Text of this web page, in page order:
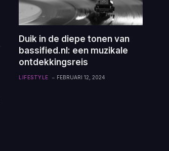
Duik in de diepe tonen van
bassified.nl: een muzikale
ontdekkingsreis
LIFESTYLE FEBRUARI 12, 2024